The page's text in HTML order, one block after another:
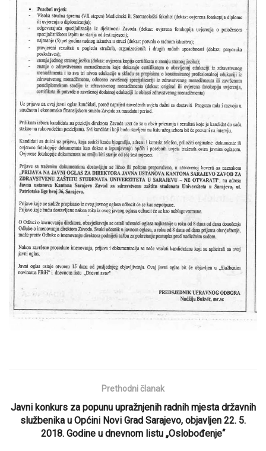
Prethodni članak
Javni konkurs za popunu upražnjenih radnih mjesta državnih
službenika u Općini Novi Grad Sarajevo, objavljen 22. 5.
2018. Godine u dnevnom listu „Oslobođenje“